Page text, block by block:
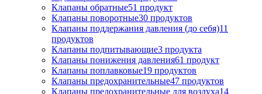
Клапаны обратные51 продукт
Клапаны поворотные30 продуктов
Клапаны поддержания давления (до себя)11
продуктов
Клапаны подпитывающие3 продукта
Клапаны понижения давления61 продукт
Клапаны поплавковые19 продуктов
Клапаны предохранительные47 продуктов
Клапаны предохранительные для воздуха14